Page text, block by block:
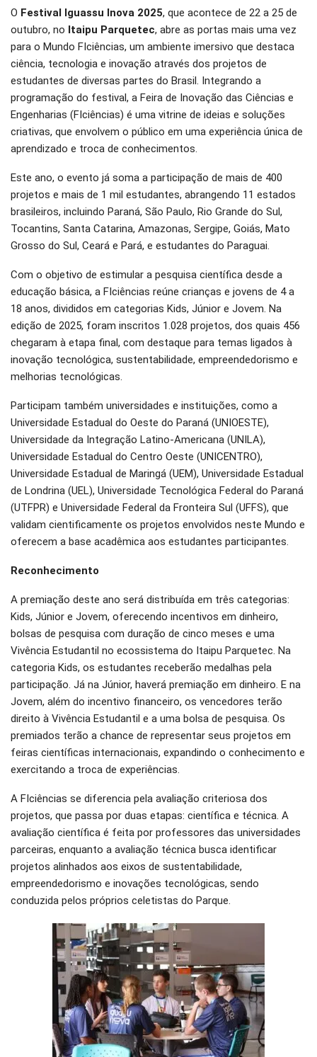
WhatsApp Pinterest
O email
O Festival Iguassu Inova 2025, que acontece de 22 a 25 de
outubro, no Itaipu Parquetec, abre as portas mais uma vez
para o Mundo FIciências, um ambiente imersivo que destaca
ciência, tecnologia e inovação através dos projetos de
estudantes de diversas partes do Brasil. Integrando a
programação do festival, a Feira de Inovação das Ciências e
Engenharias (FIciências) é uma vitrine de ideias e soluções
criativas, que envolvem o público em uma experiência única de
aprendizado e troca de conhecimentos.
Este ano, o evento já soma a participação de mais de 400
projetos e mais de 1 mil estudantes, abrangendo 11 estados
brasileiros, incluindo Paraná, São Paulo, Rio Grande do Sul,
Tocantins, Santa Catarina, Amazonas, Sergipe, Goiás, Mato
Grosso do Sul, Ceará e Pará, e estudantes do Paraguai.
Com o objetivo de estimular a pesquisa científica desde a
educação básica, a FIciências reúne crianças e jovens de 4 a
18 anos, divididos em categorias Kids, Júnior e Jovem. Na
edição de 2025, foram inscritos 1.028 projetos, dos quais 456
chegaram à etapa final, com destaque para temas ligados à
inovação tecnológica, sustentabilidade, empreendedorismo e
melhorias tecnológicas.
Participam também universidades e instituições, como a
Universidade Estadual do Oeste do Paraná (UNIOESTE),
Universidade da Integração Latino-Americana (UNILA),
Universidade Estadual do Centro Oeste (UNICENTRO),
Universidade Estadual de Maringá (UEM), Universidade Estadual
de Londrina (UEL), Universidade Tecnológica Federal do Paraná
(UTFPR) e Universidade Federal da Fronteira Sul (UFFS), que
validam cientificamente os projetos envolvidos neste Mundo e
oferecem a base acadêmica aos estudantes participantes.
Reconhecimento
A premiação deste ano será distribuída em três categorias:
Kids, Júnior e Jovem, oferecendo incentivos em dinheiro,
bolsas de pesquisa com duração de cinco meses e uma
Vivência Estudantil no ecossistema do Itaipu Parquetec. Na
categoria Kids, os estudantes receberão medalhas pela
participação. Já na Júnior, haverá premiação em dinheiro. E na
Jovem, além do incentivo financeiro, os vencedores terão
direito à Vivência Estudantil e a uma bolsa de pesquisa. Os
premiados terão a chance de representar seus projetos em
feiras científicas internacionais, expandindo o conhecimento e
exercitando a troca de experiências.
A FIciências se diferencia pela avaliação criteriosa dos
projetos, que passa por duas etapas: científica e técnica. A
avaliação científica é feita por professores das universidades
parceiras, enquanto a avaliação técnica busca identificar
projetos alinhados aos eixos de sustentabilidade,
empreendedorismo e inovações tecnológicas, sendo
conduzida pelos próprios celetistas do Parque.